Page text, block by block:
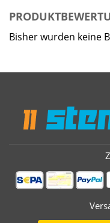
Bisher wurden keine